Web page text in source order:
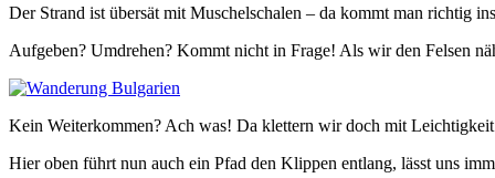
Der Strand ist übersät mit Muschelschalen – da kommt man richtig
Aufgeben? Umdrehen? Kommt nicht in Frage! Als wir den Felsen
Kein Weiterkommen? Ach was! Da klettern wir doch mit
Hier oben führt nun auch ein Pfad den Klippen entlang, lässt uns